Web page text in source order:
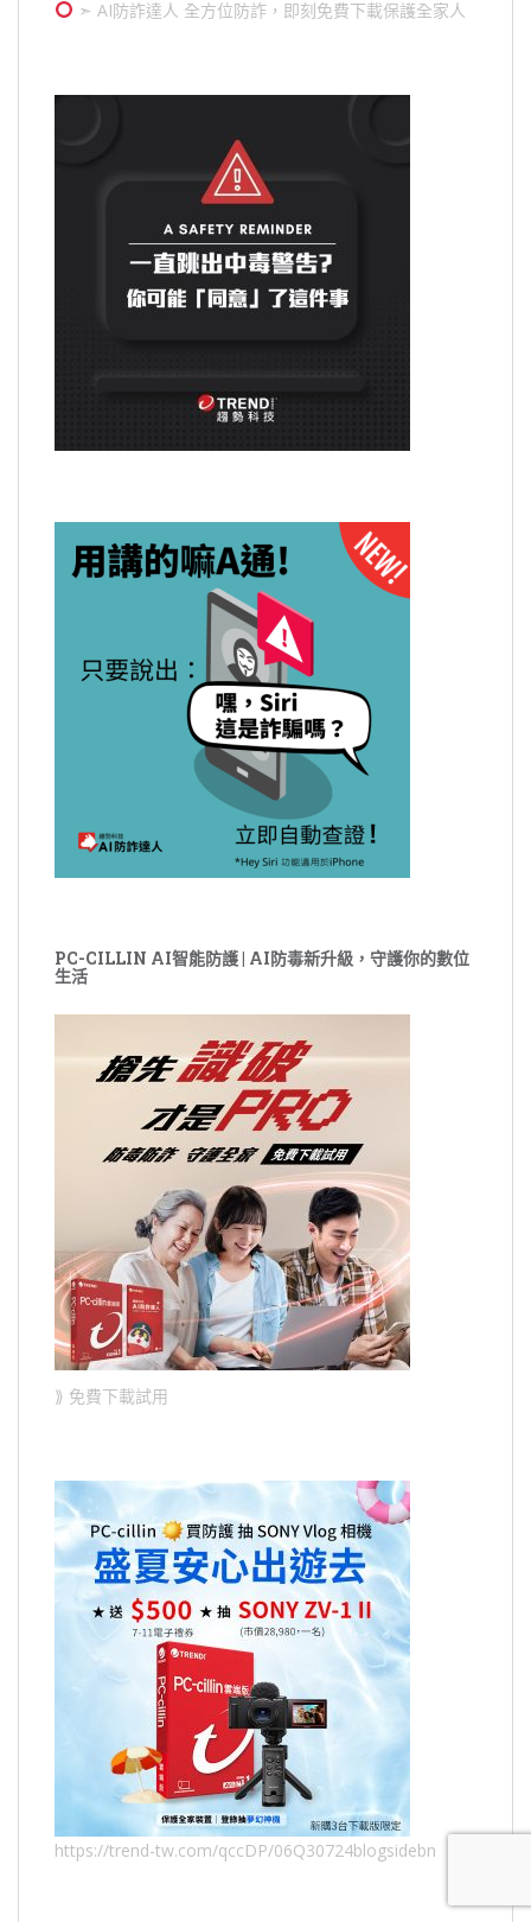
➣ AI防詐達人 全方位防詐，即刻免費下載保護全家人
PC-CILLIN AI智能防護 | AI防毒新升級，守護你的數位
生活
⟫ 免費下載試用
https://trend-tw.com/qccDP/06Q30724blogsidebn